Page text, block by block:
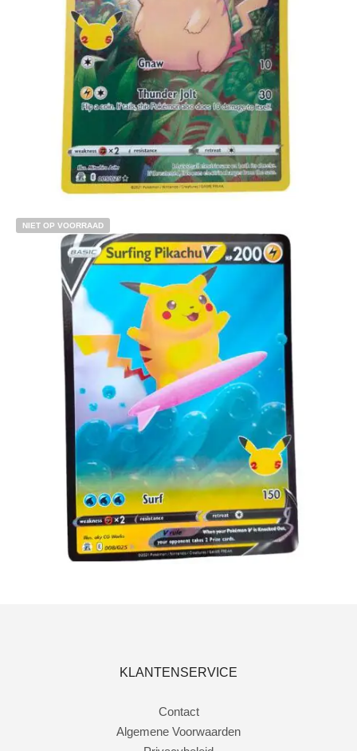
NIET OP VOORRAAD
€3.00
KLANTENSERVICE
Contact
Algemene Voorwaarden